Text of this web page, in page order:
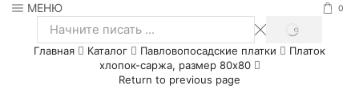
МЕНЮ 0
Search
input
SEARCH
Главная Каталог Павловопосадские платки
Платок
хлопок-саржа, размер 80х80
Return to previous page